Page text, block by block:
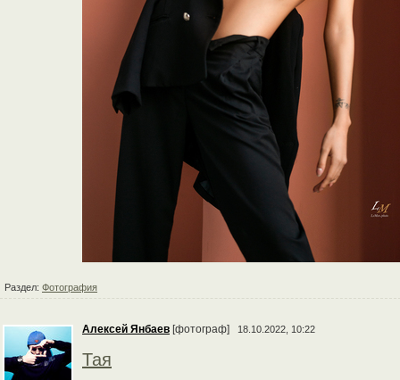
Раздел: Фотография
Алексей Янбаев [фотограф] 18.10.2022, 10:22
Тая